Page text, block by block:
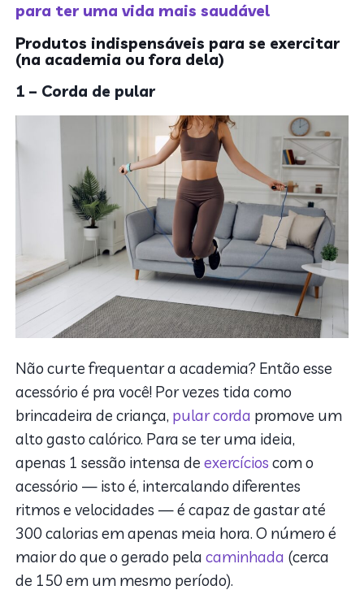
para ter uma vida mais saudável
Produtos indispensáveis para se exercitar
(na academia ou fora dela)
1 – Corda de pular
Não curte frequentar a academia? Então esse
acessório é pra você! Por vezes tida como
brincadeira de criança, pular corda promove um
alto gasto calórico. Para se ter uma ideia,
apenas 1 sessão intensa de exercícios com o
acessório — isto é, intercalando diferentes
ritmos e velocidades — é capaz de gastar até
300 calorias em apenas meia hora. O número é
maior do que o gerado pelacaminhada (cerca
de 150 em um mesmo período).